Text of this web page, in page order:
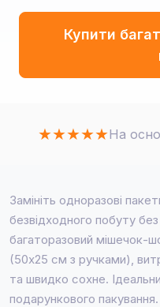
Купити
★★★★★На
Замініть одноразові
безвідходного побуту
багаторазовий мішечок-
(50x25 см з ручками),
та швидко сохне.
подарункового пакування.